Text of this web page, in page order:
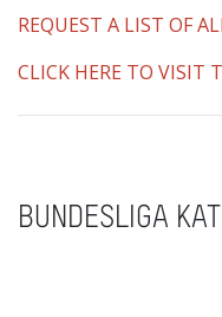
REQUEST A LIST OF
CLICK HERE TO VISIT
BUNDESLIGA